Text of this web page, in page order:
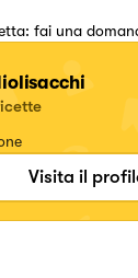
fai una
Visita il